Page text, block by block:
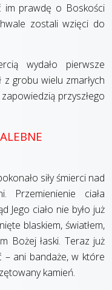
im prawdę o Boskości
zostali wzięci do
wydało pierwsze
grobu wielu zmarłych
przyszłego
siły śmierci nad
Przemienienie ciała
Jego ciało nie było już
blaskiem, światłem,
Bożej łaski. Teraz już
– ani bandaże, w które
kamień.